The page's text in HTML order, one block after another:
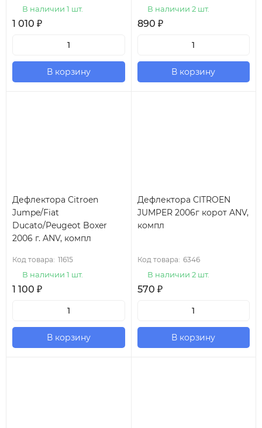
В наличии 1 шт.
1 010 ₽
В корзину
В наличии 2 шт.
890 ₽
В корзину
Дефлектора Citroen
Jumpe/Fiat
Ducato/Peugeot Boxer
2006 г. ANV, компл
Код товара: 11615
В наличии 1 шт.
1 100 ₽
В корзину
Дефлектора CITROEN
JUMPER 2006г корот ANV,
компл
Код товара: 6346
В наличии 2 шт.
570 ₽
В корзину